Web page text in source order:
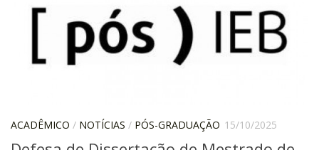
Extroversão
Projeto Brasil-África
Projeto Brasil Ciência
Medicina
ACADÊMICO / NOTÍCIAS / PÓS-GRADUAÇÃO 15/10/2025